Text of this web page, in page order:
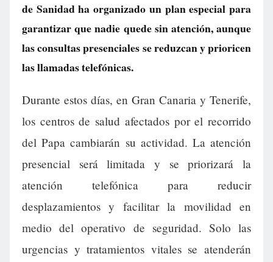
de Sanidad ha organizado un plan especial para
garantizar que nadie quede sin atención, aunque
las consultas presenciales se reduzcan y prioricen
las llamadas telefónicas.
Durante estos días, en Gran Canaria y Tenerife,
los centros de salud afectados por el recorrido
del Papa cambiarán su actividad. La atención
presencial será limitada y se priorizará la
atención telefónica para reducir
desplazamientos y facilitar la movilidad en
medio del operativo de seguridad. Solo las
urgencias y tratamientos vitales se atenderán